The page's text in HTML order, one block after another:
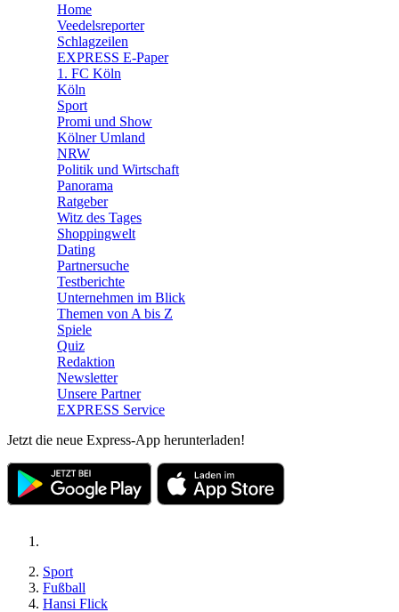
🛒 Shoppingwelt
Home
Veedelsreporter
Schlagzeilen
EXPRESS E-Paper
1. FC Köln
Köln
Sport
Promi und Show
Kölner Umland
NRW
Politik und Wirtschaft
Panorama
Ratgeber
Witz des Tages
Shoppingwelt
Dating
Partnersuche
Testberichte
Unternehmen im Blick
Themen von A bis Z
Spiele
Quiz
Redaktion
Newsletter
Unsere Partner
EXPRESS Service
Jetzt die neue Express-App herunterladen!
Sport
Fußball
Hansi Flick